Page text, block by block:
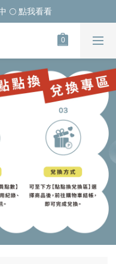
🌕 點我看看